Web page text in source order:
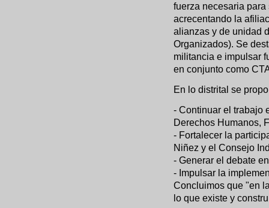
fuerza necesaria
acrecentando la
alianzas y de unidad
Organizados). Se
militancia e impulsar
en conjunto como
En lo distrital se
- Continuar el trabajo
Derechos Humanos,
- Fortalecer la
Niñez y el Consejo
- Generar el debate
- Impulsar la
Concluimos que "en
lo que existe y